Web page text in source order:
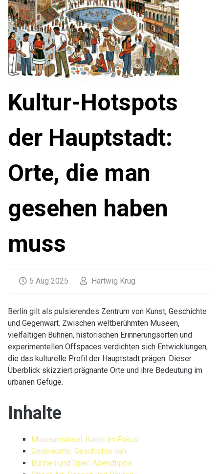
Kultur-Hotspots
der Hauptstadt:
Orte, die man
gesehen haben
muss
5 Aug 2025 Hartwig Krug
Berlin gilt als pulsierendes Zentrum von Kunst, Geschichte
und Gegenwart. Zwischen weltberühmten Museen,
vielfältigen Bühnen, historischen Erinnerungsorten und
experimentellen Offspaces verdichten sich Entwicklungen,
die das kulturelle Profil der Hauptstadt prägen. Dieser
Überblick skizziert prägnante Orte und ihre Bedeutung im
urbanen Gefüge.
Inhalte
Museumsinsel: Kunst im Fokus
Gedenkorte: Geschichte nah
Bühnen und Oper: Abendtipps